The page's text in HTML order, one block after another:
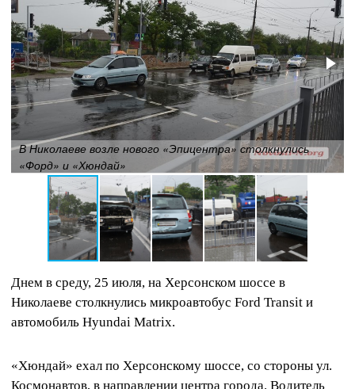
В Николаеве возле нового «Эпицентра» столкнулись
«Форд» и «Хюндай»
Днем в среду, 25 июля, на Херсонском шоссе в
Николаеве столкнулись микроавтобус Ford Transit и
автомобиль Hyundai Matrix.
«Хюндай» ехал по Херсонскому шоссе, со стороны ул.
Космонавтов, в направлении центра города. Водитель